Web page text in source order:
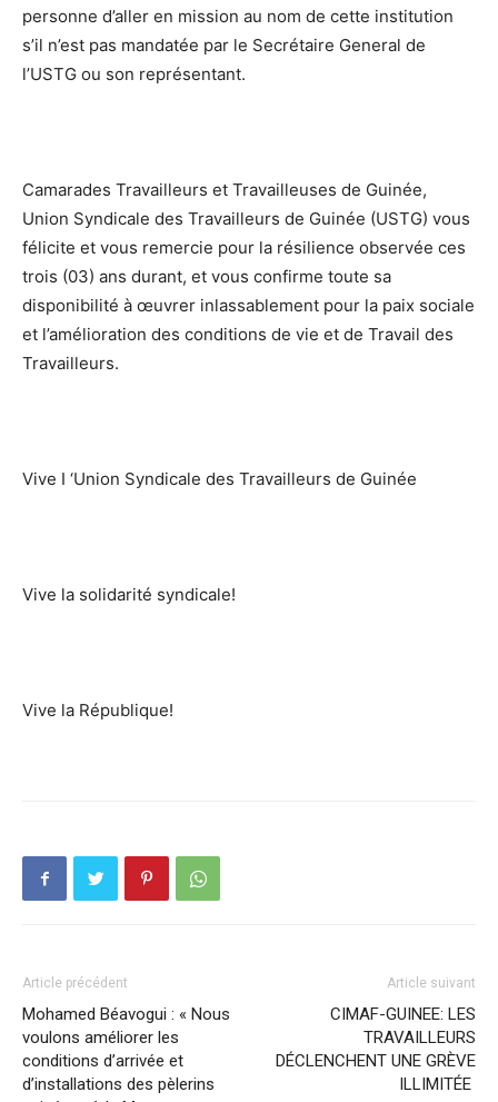
personne d’aller en mission au nom de cette institution
s’il n’est pas mandatée par le Secrétaire General de
l’USTG ou son représentant.
Camarades Travailleurs et Travailleuses de Guinée,
Union Syndicale des Travailleurs de Guinée (USTG) vous
félicite et vous remercie pour la résilience observée ces
trois (03) ans durant, et vous confirme toute sa
disponibilité à œuvrer inlassablement pour la paix sociale
et l’amélioration des conditions de vie et de Travail des
Travailleurs.
Vive I ‘Union Syndicale des Travailleurs de Guinée
Vive la solidarité syndicale!
Vive la République!
Article précédent
Mohamed Béavogui : « Nous
voulons améliorer les
conditions d’arrivée et
d’installations des pèlerins
Article suivant
CIMAF-GUINEE: LES
TRAVAILLEURS
DÉCLENCHENT UNE GRÈVE
ILLIMITÉE